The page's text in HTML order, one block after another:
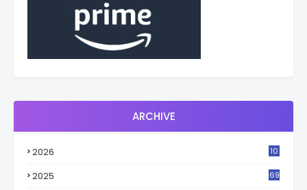
ARCHIVE
2026
10
2025 69